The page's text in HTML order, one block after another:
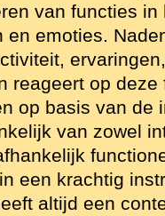
van functies
en emoties.
reageert op
op basis van de
van zowel
een krachtig
altijd een